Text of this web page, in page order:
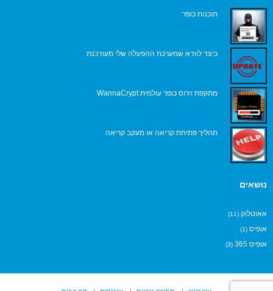
תוכנות כופר
כיצד לוודא שמערכת ההפעלה שלי מעודכנת
מתקפת וירוס כופר עולמית WannaCrypt
תהליך פתיחת קריאה או מעקב קריאה
נושאים
אאוטלוק (11)
אופיס (1)
אופיס 365 (3)